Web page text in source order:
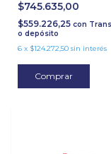
$745.635,00
$559.226,25 con
o depósito
6 x $124.272,50 sin interés